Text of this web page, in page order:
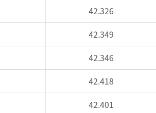
42.326
42.349
42.346
42.418
42.401